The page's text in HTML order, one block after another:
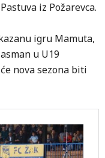
iz Požarevca.
igru Mamuta,
u U19
nova sezona biti